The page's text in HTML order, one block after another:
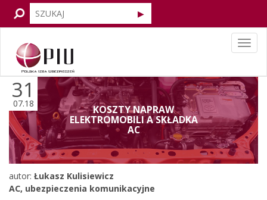
31
07.18 KOSZTY NAPRAW
ELEKTROMOBILI A SKŁADKA
AC
autor: Łukasz Kulisiewicz
AC, ubezpieczenia komunikacyjne